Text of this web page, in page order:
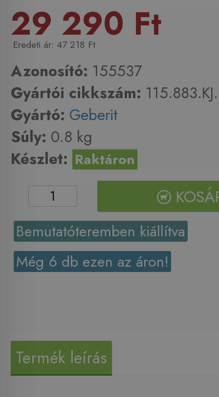
29 290 Ft
47 218 Ft
Azonosító: 155537
Gyártói cikkszám:
Gyártó: Geberit
Súly: 0.8 kg
Készlet: Raktáron
Bemutatóteremben kiállítva
Még 6 db ezen az áron!
Termék leírás